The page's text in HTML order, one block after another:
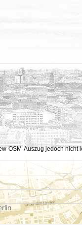
OSM-Auszug jedoch nicht